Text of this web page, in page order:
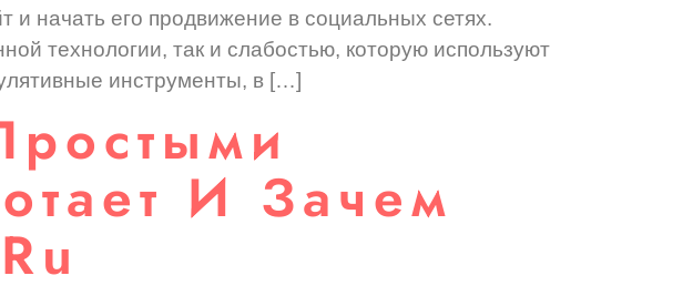
и начать его продвижение в социальных сетях.
технологии, так и слабостью, которую используют
инструменты, в […]
И Зачем